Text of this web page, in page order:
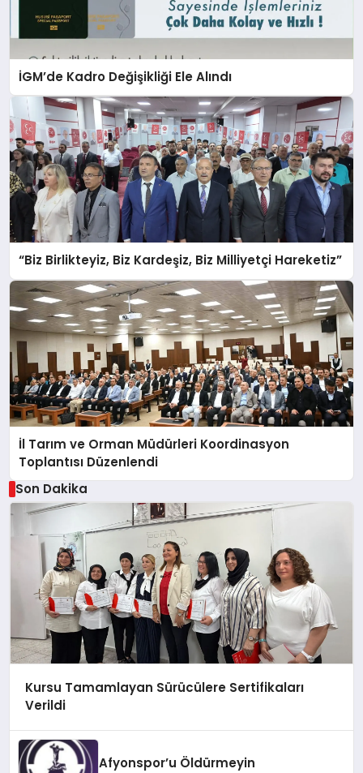
İGM’de Kadro Değişikliği Ele Alındı
“Biz Birlikteyiz, Biz Kardeşiz, Biz Milliyetçi Hareketiz”
İl Tarım ve Orman Müdürleri Koordinasyon
Toplantısı Düzenlendi
Son Dakika
Kursu Tamamlayan Sürücülere Sertifikaları
Verildi
Afyonspor’u Öldürmeyin